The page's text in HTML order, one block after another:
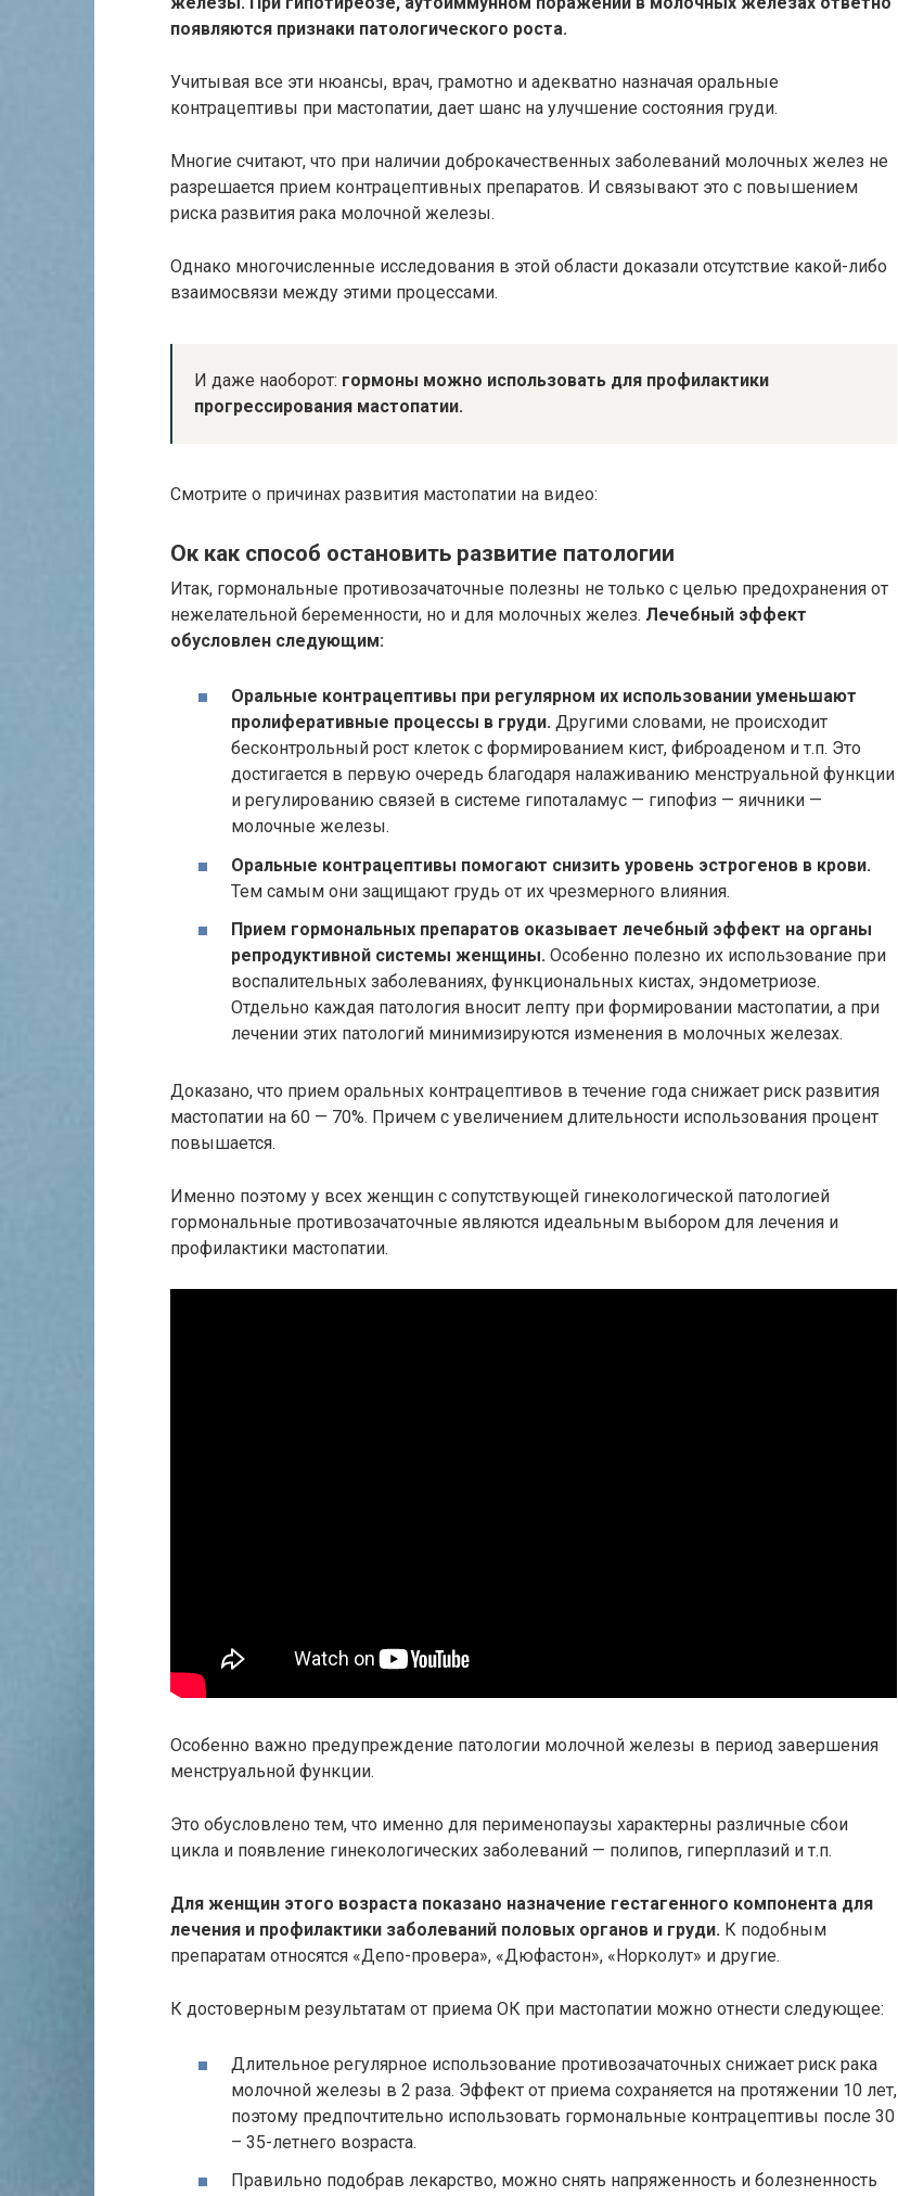
появляются признаки патологического роста.
Учитывая все эти нюансы, врач, грамотно и адекватно назначая оральные
контрацептивы при мастопатии, дает шанс на улучшение состояния груди.
Многие считают, что при наличии доброкачественных заболеваний молочных желез не
разрешается прием контрацептивных препаратов. И связывают это с повышением
риска развития рака молочной железы.
Однако многочисленные исследования в этой области доказали отсутствие какой-либо
взаимосвязи между этими процессами.
И даже наоборот: гормоны можно использовать для профилактики
прогрессирования мастопатии.
Смотрите о причинах развития мастопатии на видео:
Ок как способ остановить развитие патологии
Итак, гормональные противозачаточные полезны не только с целью предохранения от
нежелательной беременности, но и для молочных желез. Лечебный эффект
обусловлен следующим:
Оральные контрацептивы при регулярном их использовании уменьшают
пролиферативные процессы в груди. Другими словами, не происходит
бесконтрольный рост клеток с формированием кист, фиброаденом и т.п. Это
достигается в первую очередь благодаря налаживанию менструальной функции
и регулированию связей в системе гипоталамус — гипофиз — яичники —
молочные железы.
Оральные контрацептивы помогают снизить уровень эстрогенов в крови.
Тем самым они защищают грудь от их чрезмерного влияния.
Прием гормональных препаратов оказывает лечебный эффект на органы
репродуктивной системы женщины. Особенно полезно их использование при
воспалительных заболеваниях, функциональных кистах, эндометриозе.
Отдельно каждая патология вносит лепту при формировании мастопатии, а при
лечении этих патологий минимизируются изменения в молочных железах.
Доказано, что прием оральных контрацептивов в течение года снижает риск развития
мастопатии на 60 — 70%. Причем с увеличением длительности использования процент
повышается.
Именно поэтому у всех женщин с сопутствующей гинекологической патологией
гормональные противозачаточные являются идеальным выбором для лечения и
профилактики мастопатии.
Особенно важно предупреждение патологии молочной железы в период завершения
менструальной функции.
Это обусловлено тем, что именно для перименопаузы характерны различные сбои
цикла и появление гинекологических заболеваний — полипов, гиперплазий и т.п.
Для женщин этого возраста показано назначение гестагенного компонента для
лечения и профилактики заболеваний половых органов и груди. К подобным
препаратам относятся «Депо-провера», «Дюфастон», «Норколут» и другие.
К достоверным результатам от приема ОК при мастопатии можно отнести следующее:
Длительное регулярное использование противозачаточных снижает риск рака
молочной железы в 2 раза. Эффект от приема сохраняется на протяжении 10 лет,
поэтому предпочтительно использовать гормональные контрацептивы после 30
– 35-летнего возраста.
Правильно подобрав лекарство, можно снять напряженность и болезненность